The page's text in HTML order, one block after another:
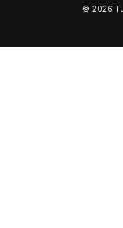
© 2026